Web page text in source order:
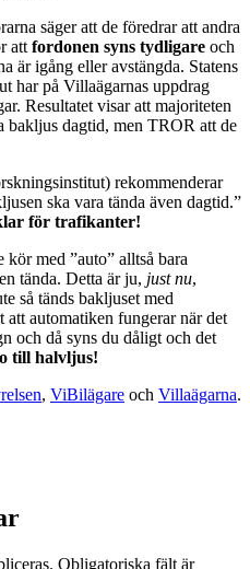
säger att de föredrar att andra
att fordonen syns tydligare och
är igång eller avstängda. Statens
har på Villaägarnas uppdrag
Resultatet visar att majoriteten
bakljus dagtid, men TROR att de
rekommenderar
ska vara tända även dagtid.”
för trafikanter!
med ”auto” alltså bara
tända. Detta är ju, just nu,
så tänds bakljuset med
att automatiken fungerar när det
och då syns du dåligt och det
till halvljus!
, ViBilägare och Villaägarna.
Obligatoriska fält är